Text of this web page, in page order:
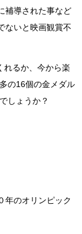
補導された事など
ないと映画観賞不
れるか、今から楽
の16個の金メダル
しょうか？
年のオリンピック